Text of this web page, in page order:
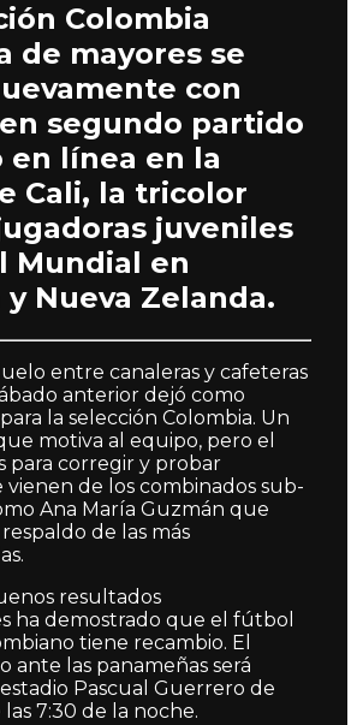
Colombia
de mayores se
con
segundo partido
en línea en la
Cali, la tricolor
juveniles
Mundial en
Nueva Zelanda.
entre canaleras y cafeteras
anterior dejó como
la selección Colombia. Un
motiva al equipo, pero el
para corregir y probar
vienen de los combinados sub-
Ana María Guzmán que
de las más
resultados
ha demostrado que el fútbol
tiene recambio. El
ante las panameñas será
Pascual Guerrero de
7:30 de la noche.